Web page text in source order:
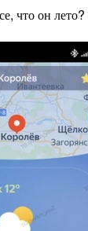
что он